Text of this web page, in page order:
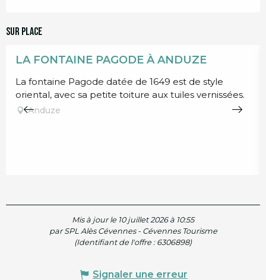
Sur place
LA FONTAINE PAGODE À ANDUZE
La fontaine Pagode datée de 1649 est de style
oriental, avec sa petite toiture aux tuiles vernissées.
Anduze
Mis à jour le 10 juillet 2026 à 10:55
par SPL Alès Cévennes - Cévennes Tourisme
(Identifiant de l'offre : 6306898)
Signaler une erreur